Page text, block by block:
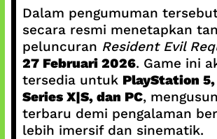
Dalam pengumuman
secara resmi menetapkan
peluncuran Resident Evil
27 Februari 2026. Game ini
tersedia untuk PlayStation
Series X|S, dan PC,
terbaru demi pengalaman
lebih imersif dan sinematik.